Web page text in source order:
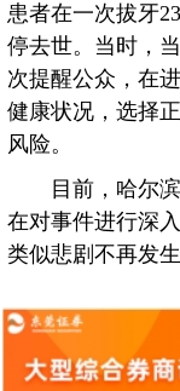
患者在一次拔牙
停去世。当时，
次提醒公众，在
健康状况，选择
风险。
目前，哈尔滨
在对事件进行深
类似悲剧不再发生